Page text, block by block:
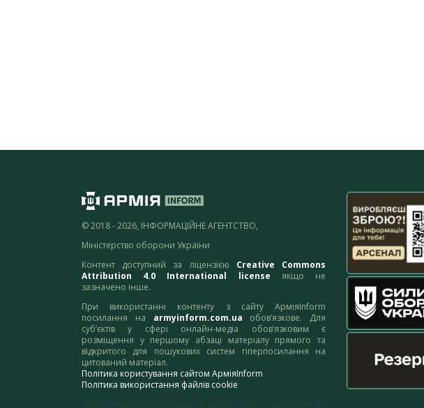
© 2018 - 2026, ІНФОРМАЦІЙНЕ АГЕНТСТВО,
Міністерство оборони України
Контент доступний за ліцензією Creative Commons
Attribution 4.0 International license якщо не
зазначено інше.
При використанні контенту з сайту АрміяInform
посилання на armyinform.com.ua обов’язкове. Для
суб’єктів у сфері онлайн-медіа обов’язковим є
розміщення у першому абзаці матеріалу прямого та
відкритого для пошукових систем гіперпосилання на
цитований матеріал.
Політика користування сайтом АрміяInform
Політика використання файлів cookie